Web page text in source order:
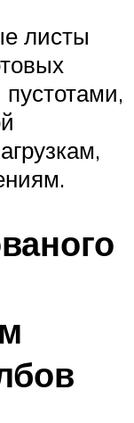
листы